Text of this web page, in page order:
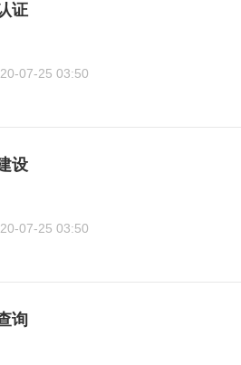
证
07-25 03:50
设
07-25 03:50
询